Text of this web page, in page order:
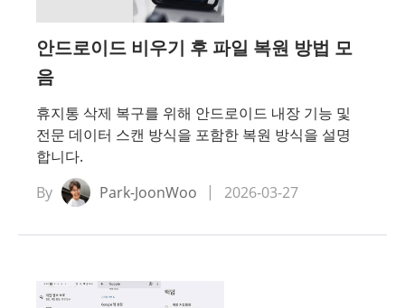
안드로이드 비우기 후 파일 복원 방법 모
음
휴지통 삭제 복구를 위해 안드로이드 내장 기능 및
전문 데이터 스캔 방식을 포함한 복원 방식을 설명
합니다.
By
Park-JoonWoo 2026-03-27